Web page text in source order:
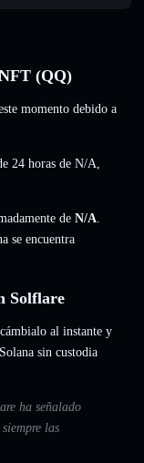
(QQ)
momento debido a
24 horas de N/A,
de N/A.
se encuentra
Solflare
al instante y
sin custodia
ha señalado
las